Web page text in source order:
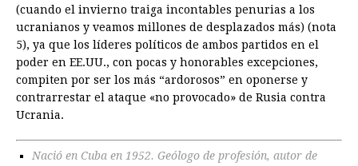
(cuando el invierno traiga incontables penurias a los
ucranianos y veamos millones de desplazados más) (nota
5), ya que los líderes políticos de ambos partidos en el
poder en EE.UU., con pocas y honorables excepciones,
compiten por ser los más “ardorosos” en oponerse y
contrarrestar el ataque «no provocado» de Rusia contra
Ucrania.
Nació en Cuba en 1952. Geólogo de profesión, autor de